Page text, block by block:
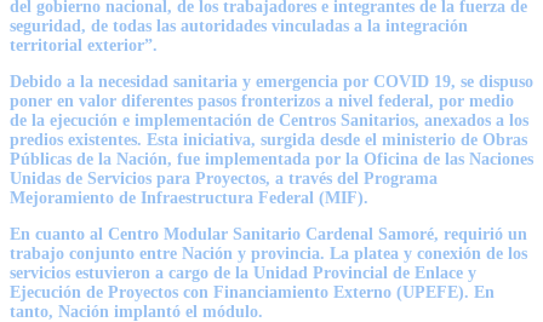
del gobierno nacional, de los trabajadores e integrantes de la fuerza de
seguridad, de todas las autoridades vinculadas a la integración
territorial exterior”.
Debido a la necesidad sanitaria y emergencia por COVID 19, se dispuso
poner en valor diferentes pasos fronterizos a nivel federal, por medio
de la ejecución e implementación de Centros Sanitarios, anexados a los
predios existentes. Esta iniciativa, surgida desde el ministerio de Obras
Públicas de la Nación, fue implementada por la Oficina de las Naciones
Unidas de Servicios para Proyectos, a través del Programa
Mejoramiento de Infraestructura Federal (MIF).
En cuanto al Centro Modular Sanitario Cardenal Samoré, requirió un
trabajo conjunto entre Nación y provincia. La platea y conexión de los
servicios estuvieron a cargo de la Unidad Provincial de Enlace y
Ejecución de Proyectos con Financiamiento Externo (UPEFE). En
tanto, Nación implantó el módulo.